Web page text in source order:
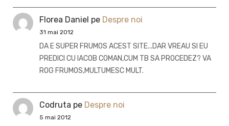
Florea Daniel pe Despre noi
31 mai 2012
DA E SUPER FRUMOS ACEST SITE...DAR VREAU SI EU
PREDICI CU IACOB COMAN,CUM TB SA PROCEDEZ? VA
ROG FRUMOS,MULTUMESC MULT.
Codruta pe Despre noi
5 mai 2012